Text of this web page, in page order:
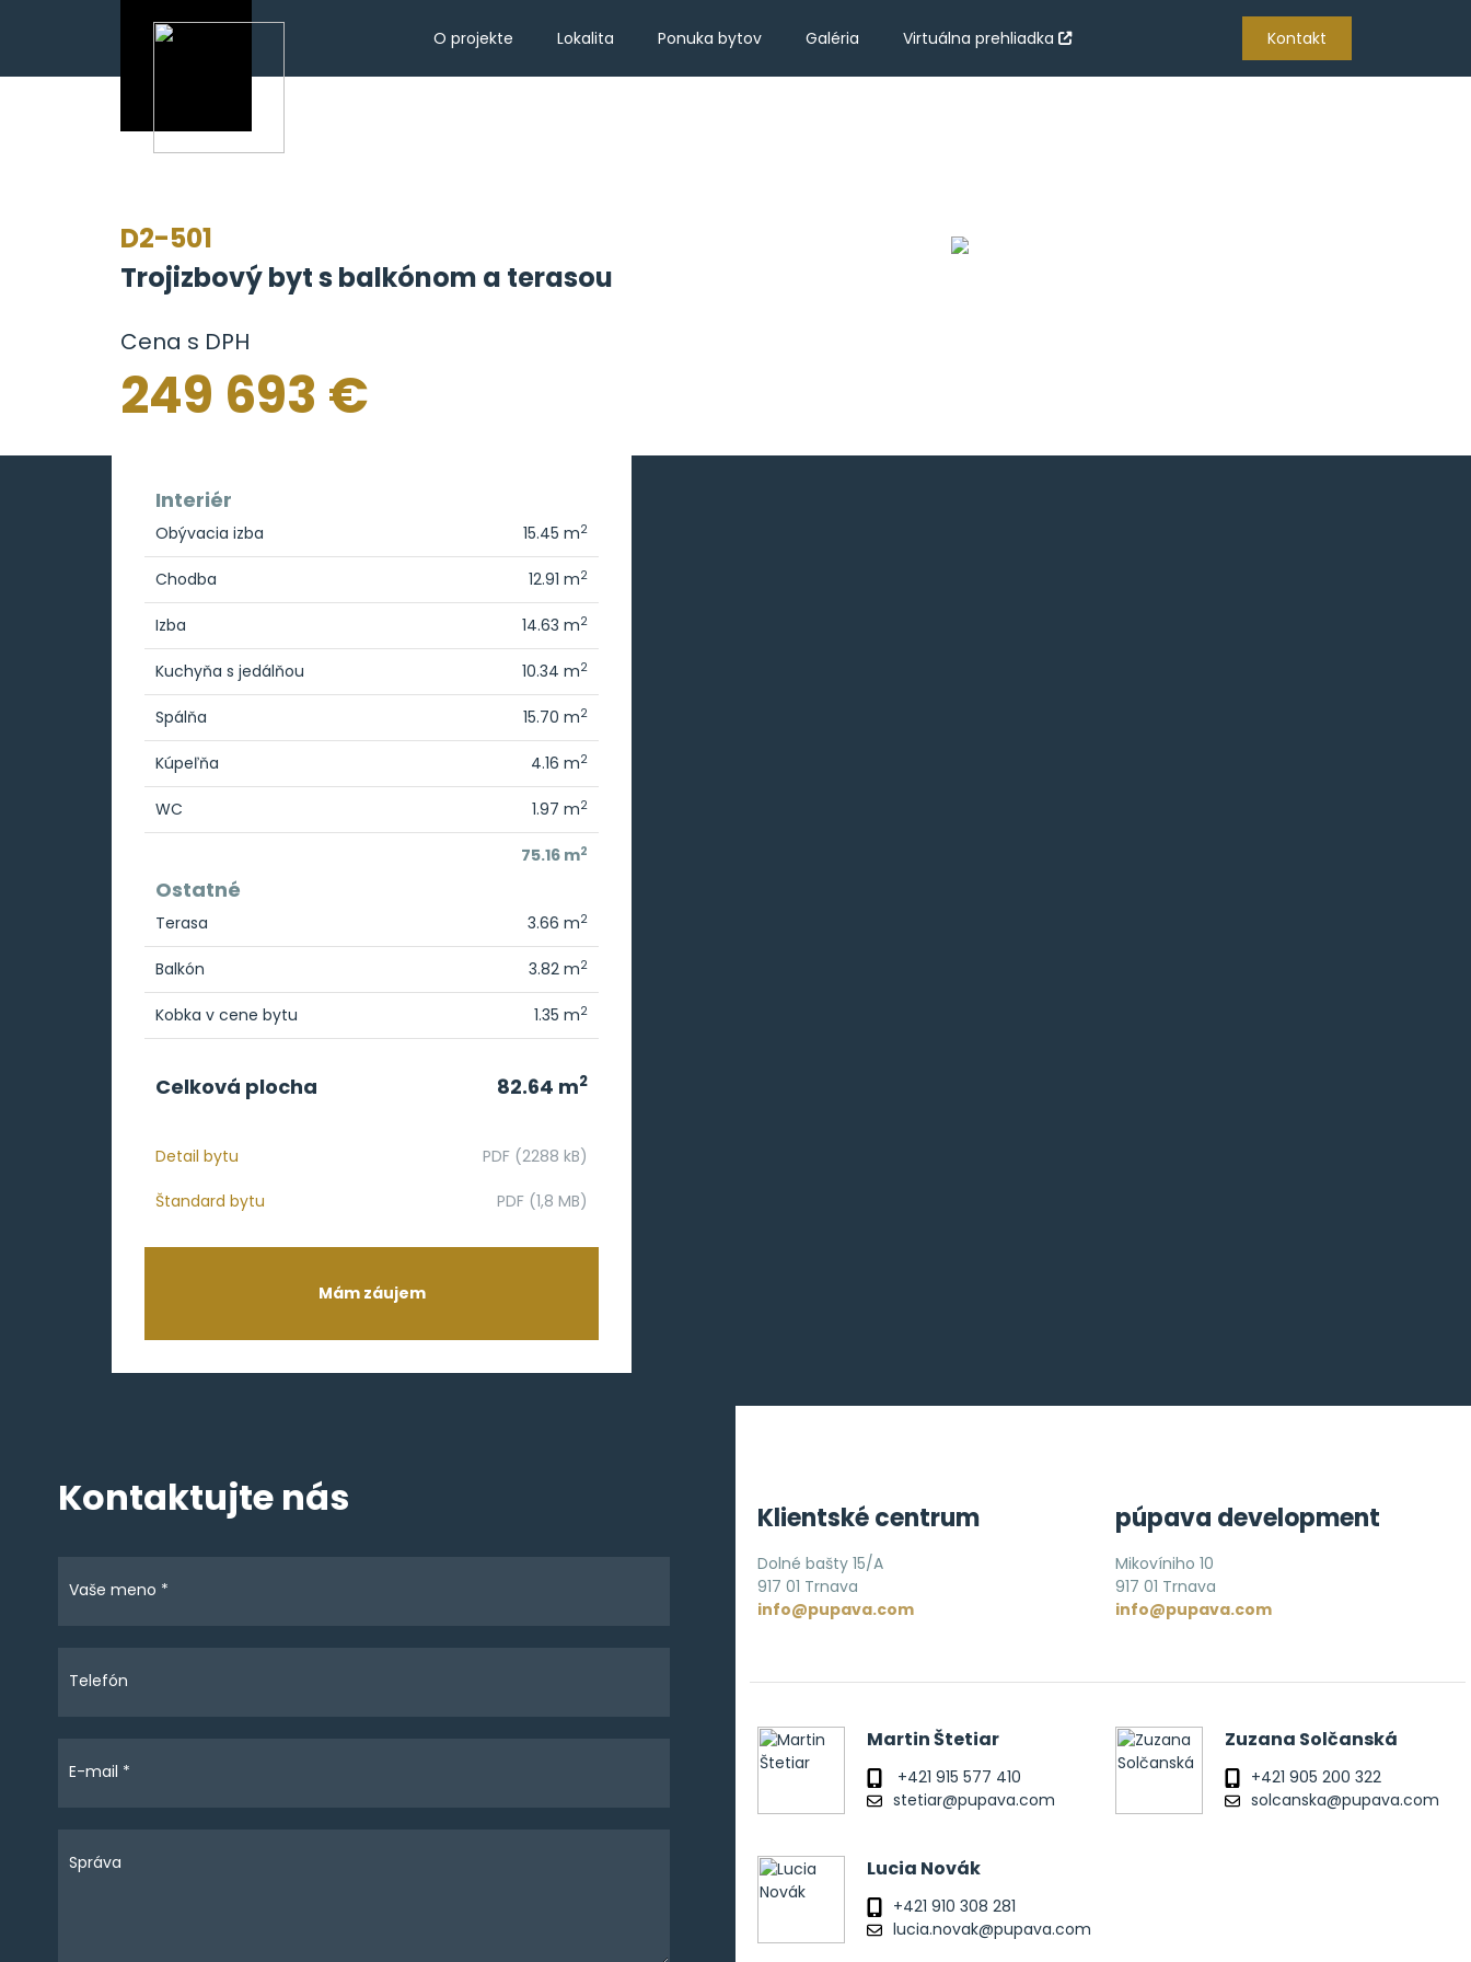
O projekte Lokalita Ponuka bytov Galéria Virtuálna prehliadka Kontakt
D2-501
Trojizbový byt s balkónom a terasou
Cena s DPH
249 693 €
Interiér
Obývacia izba 15.45 m2
Chodba 12.91 m2
Izba 14.63 m2
Kuchyňa s jedálňou 10.34 m2
Spálňa 15.70 m2
Kúpeľňa 4.16 m2
WC 1.97 m2
75.16 m2
Ostatné
Terasa 3.66 m2
Balkón 3.82 m2
Kobka v cene bytu 1.35 m2
Celková plocha 82.64 m2
Detail bytu PDF (2288 kB)
Štandard bytu PDF (1,8 MB)
Mám záujem
Kontaktujte nás
Vaše meno *
Telefón
E-mail *
Správa
Klientské centrum
Dolné bašty 15/A
917 01 Trnava
info@pupava.com
púpava development
Mikovíniho 10
917 01 Trnava
info@pupava.com
Martin Štetiar
+421 915 577 410
stetiar@pupava.com
Zuzana Solčanská
+421 905 200 322
solcanska@pupava.com
Lucia Novák
+421 910 308 281
lucia.novak@pupava.com